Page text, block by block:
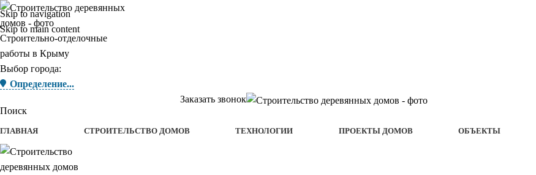
Skip to navigation
Skip to main content
Строительно-отделочные
работы в Крыму
Выбор города:
Определение...
Заказать звонок
Поиск
ГЛАВНАЯ СТРОИТЕЛЬСТВО ДОМОВ ТЕХНОЛОГИИ ПРОЕКТЫ ДОМОВ ОБЪЕКТЫ